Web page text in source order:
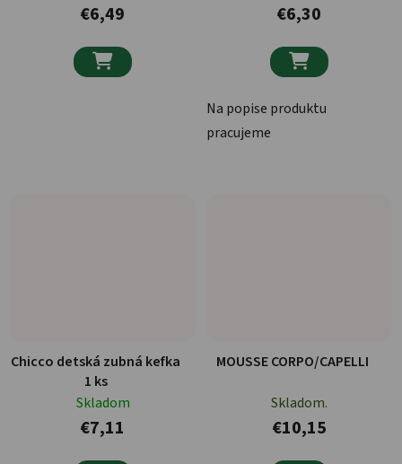
€6,49

€6,30

Na popise produktu
pracujeme
Chicco detská zubná kefka
1 ks
Skladom
€7,11
MOUSSE CORPO/CAPELLI
Skladom.
€10,15